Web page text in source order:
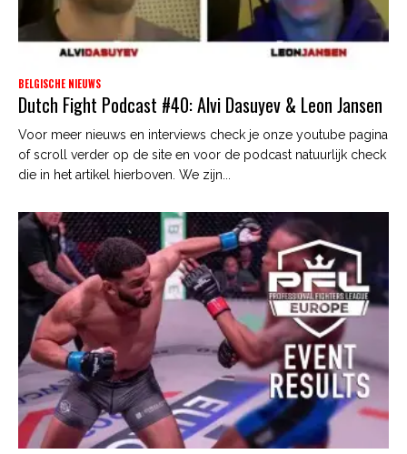
BELGISCHE NIEUWS
Dutch Fight Podcast #40: Alvi Dasuyev & Leon Jansen
Voor meer nieuws en interviews check je onze youtube pagina
of scroll verder op de site en voor de podcast natuurlijk check
die in het artikel hierboven. We zijn...